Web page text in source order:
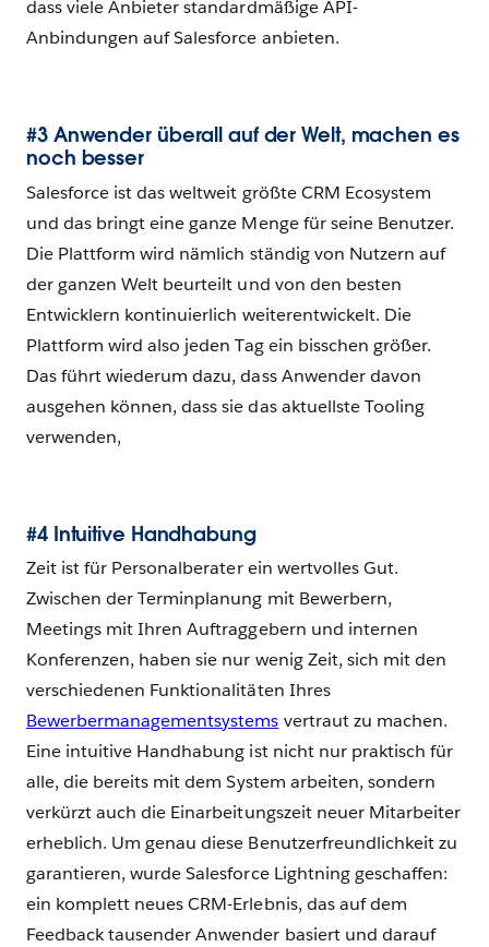
dass viele Anbieter standardmäßige API-
Anbindungen auf Salesforce anbieten.
#3 Anwender überall auf der Welt, machen es
noch besser
Salesforce ist das weltweit größte CRM Ecosystem
und das bringt eine ganze Menge für seine Benutzer.
Die Plattform wird nämlich ständig von Nutzern auf
der ganzen Welt beurteilt und von den besten
Entwicklern kontinuierlich weiterentwickelt. Die
Plattform wird also jeden Tag ein bisschen größer.
Das führt wiederum dazu, dass Anwender davon
ausgehen können, dass sie das aktuellste Tooling
verwenden,
#4 Intuitive Handhabung
Zeit ist für Personalberater ein wertvolles Gut.
Zwischen der Terminplanung mit Bewerbern,
Meetings mit Ihren Auftraggebern und internen
Konferenzen, haben sie nur wenig Zeit, sich mit den
verschiedenen Funktionalitäten Ihres
Bewerbermanagementsystems vertraut zu machen.
Eine intuitive Handhabung ist nicht nur praktisch für
alle, die bereits mit dem System arbeiten, sondern
verkürzt auch die Einarbeitungszeit neuer Mitarbeiter
erheblich. Um genau diese Benutzerfreundlichkeit zu
garantieren, wurde Salesforce Lightning geschaffen:
ein komplett neues CRM-Erlebnis, das auf dem
Feedback tausender Anwender basiert und darauf